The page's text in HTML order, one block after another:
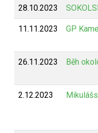
28.10.2023
11.11.2023 GP
26.11.2023 Běh
2.12.2023